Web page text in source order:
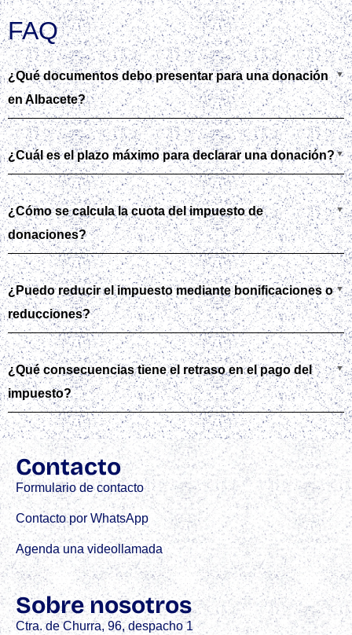
FAQ
¿Qué documentos debo presentar para una donación
en Albacete?
¿Cuál es el plazo máximo para declarar una donación?
¿Cómo se calcula la cuota del impuesto de
donaciones?
¿Puedo reducir el impuesto mediante bonificaciones o
reducciones?
¿Qué consecuencias tiene el retraso en el pago del
impuesto?
Contacto
Formulario de contacto
Contacto por WhatsApp
Agenda una videollamada
Sobre nosotros
Ctra. de Churra, 96, despacho 1